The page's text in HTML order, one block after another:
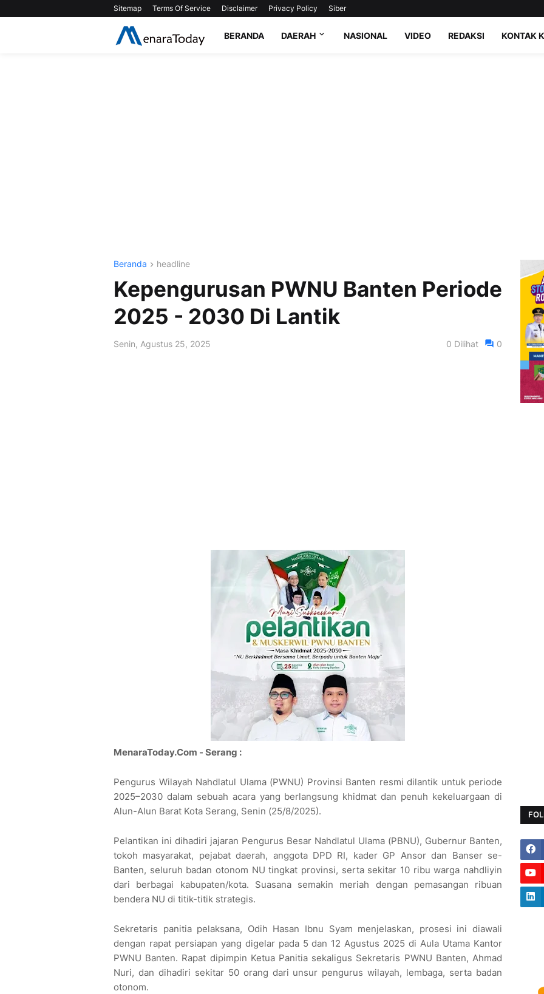
Sitemap Terms Of Service Disclaimer Privacy Policy Siber
BERANDA DAERAH NASIONAL VIDEO REDAKSI KONTAK
Beranda headline
Kepengurusan PWNU Banten Periode
2025 - 2030 Di Lantik
Senin, Agustus 25, 2025 0 Dilihat 0
MenaraToday.Com - Serang :
Pengurus Wilayah Nahdlatul Ulama (PWNU) Provinsi Banten resmi dilantik untuk periode
2025–2030 dalam sebuah acara yang berlangsung khidmat dan penuh kekeluargaan di
Alun-Alun Barat Kota Serang, Senin (25/8/2025).
Pelantikan ini dihadiri jajaran Pengurus Besar Nahdlatul Ulama (PBNU), Gubernur Banten,
tokoh masyarakat, pejabat daerah, anggota DPD RI, kader GP Ansor dan Banser se-
Banten, seluruh badan otonom NU tingkat provinsi, serta sekitar 10 ribu warga nahdliyin
dari berbagai kabupaten/kota. Suasana semakin meriah dengan pemasangan ribuan
bendera NU di titik-titik strategis.
Sekretaris panitia pelaksana, Odih Hasan Ibnu Syam menjelaskan, prosesi ini diawali
dengan rapat persiapan yang digelar pada 5 dan 12 Agustus 2025 di Aula Utama Kantor
PWNU Banten. Rapat dipimpin Ketua Panitia sekaligus Sekretaris PWNU Banten, Ahmad
Nuri, dan dihadiri sekitar 50 orang dari unsur pengurus wilayah, lembaga, serta badan
otonom.